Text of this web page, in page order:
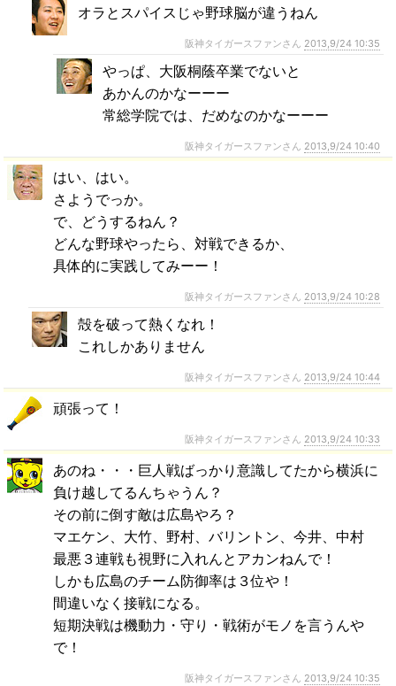
オラとスパイスじゃ野球脳が違うねん
阪神タイガースファンさん 2013,9/24 10:35
やっぱ、大阪桐蔭卒業でないと
あかんのかなーーー
常総学院では、だめなのかなーーー
阪神タイガースファンさん 2013,9/24 10:40
はい、はい。
さようでっか。
で、どうするねん？
どんな野球やったら、対戦できるか、
具体的に実践してみーー！
阪神タイガースファンさん 2013,9/24 10:28
殻を破って熱くなれ！
これしかありません
阪神タイガースファンさん 2013,9/24 10:44
頑張って！
阪神タイガースファンさん 2013,9/24 10:33
あのね・・・巨人戦ばっかり意識してたから横浜に
負け越してるんちゃうん？
その前に倒す敵は広島やろ？
マエケン、大竹、野村、バリントン、今井、中村
最悪３連戦も視野に入れんとアカンねんで！
しかも広島のチーム防御率は３位や！
間違いなく接戦になる。
短期決戦は機動力・守り・戦術がモノを言うんや
で！
阪神タイガースファンさん 2013,9/24 10:35